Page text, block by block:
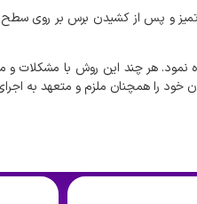
و پس از کشیدن برس بر روی سطح
نمود.هر چند این روش با مشکلات و
خود را همچنان ملزم و متعهد به